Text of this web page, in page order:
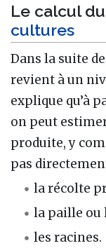
Le calcul
cultures
Dans la suite
revient à un
explique qu’à
on peut
produite, y
pas
la récolte
la paille ou
les racines.